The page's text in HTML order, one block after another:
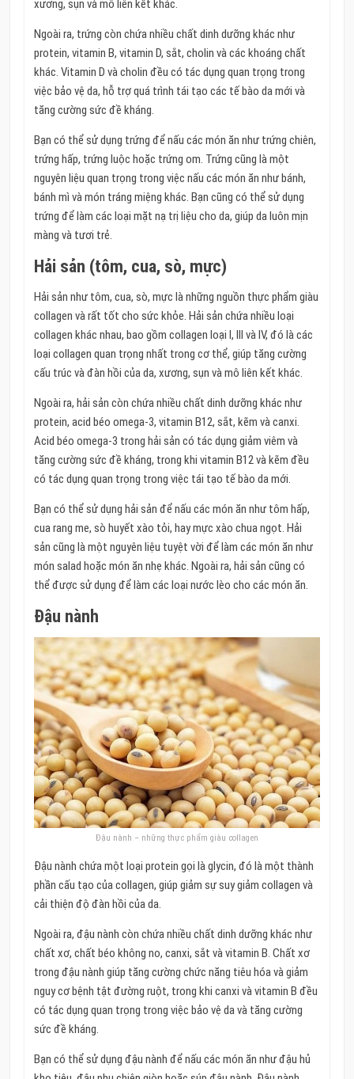
xương, sụn và mô liên kết khác.
Ngoài ra, trứng còn chứa nhiều chất dinh dưỡng khác như
protein, vitamin B, vitamin D, sắt, cholin và các khoáng chất
khác. Vitamin D và cholin đều có tác dụng quan trọng trong
việc bảo vệ da, hỗ trợ quá trình tái tạo các tế bào da mới và
tăng cường sức đề kháng.
Bạn có thể sử dụng trứng để nấu các món ăn như trứng chiên,
trứng hấp, trứng luộc hoặc trứng om. Trứng cũng là một
nguyên liệu quan trọng trong việc nấu các món ăn như bánh,
bánh mì và món tráng miệng khác. Bạn cũng có thể sử dụng
trứng để làm các loại mặt nạ trị liệu cho da, giúp da luôn mịn
màng và tươi trẻ.
Hải sản (tôm, cua, sò, mực)
Hải sản như tôm, cua, sò, mực là những nguồn thực phẩm giàu
collagen và rất tốt cho sức khỏe. Hải sản chứa nhiều loại
collagen khác nhau, bao gồm collagen loại I, III và IV, đó là các
loại collagen quan trọng nhất trong cơ thể, giúp tăng cường
cấu trúc và đàn hồi của da, xương, sụn và mô liên kết khác.
Ngoài ra, hải sản còn chứa nhiều chất dinh dưỡng khác như
protein, acid béo omega-3, vitamin B12, sắt, kẽm và canxi.
Acid béo omega-3 trong hải sản có tác dụng giảm viêm và
tăng cường sức đề kháng, trong khi vitamin B12 và kẽm đều
có tác dụng quan trọng trong việc tái tạo tế bào da mới.
Bạn có thể sử dụng hải sản để nấu các món ăn như tôm hấp,
cua rang me, sò huyết xào tỏi, hay mực xào chua ngọt. Hải
sản cũng là một nguyên liệu tuyệt vời để làm các món ăn như
món salad hoặc món ăn nhẹ khác. Ngoài ra, hải sản cũng có
thể được sử dụng để làm các loại nước lèo cho các món ăn.
Đậu nành
Đậu nành – những thực phẩm giàu collagen
Đậu nành chứa một loại protein gọi là glycin, đó là một thành
phần cấu tạo của collagen, giúp giảm sự suy giảm collagen và
cải thiện độ đàn hồi của da.
Ngoài ra, đậu nành còn chứa nhiều chất dinh dưỡng khác như
chất xơ, chất béo không no, canxi, sắt và vitamin B. Chất xơ
trong đậu nành giúp tăng cường chức năng tiêu hóa và giảm
nguy cơ bệnh tật đường ruột, trong khi canxi và vitamin B đều
có tác dụng quan trọng trong việc bảo vệ da và tăng cường
sức đề kháng.
Bạn có thể sử dụng đậu nành để nấu các món ăn như đậu hủ